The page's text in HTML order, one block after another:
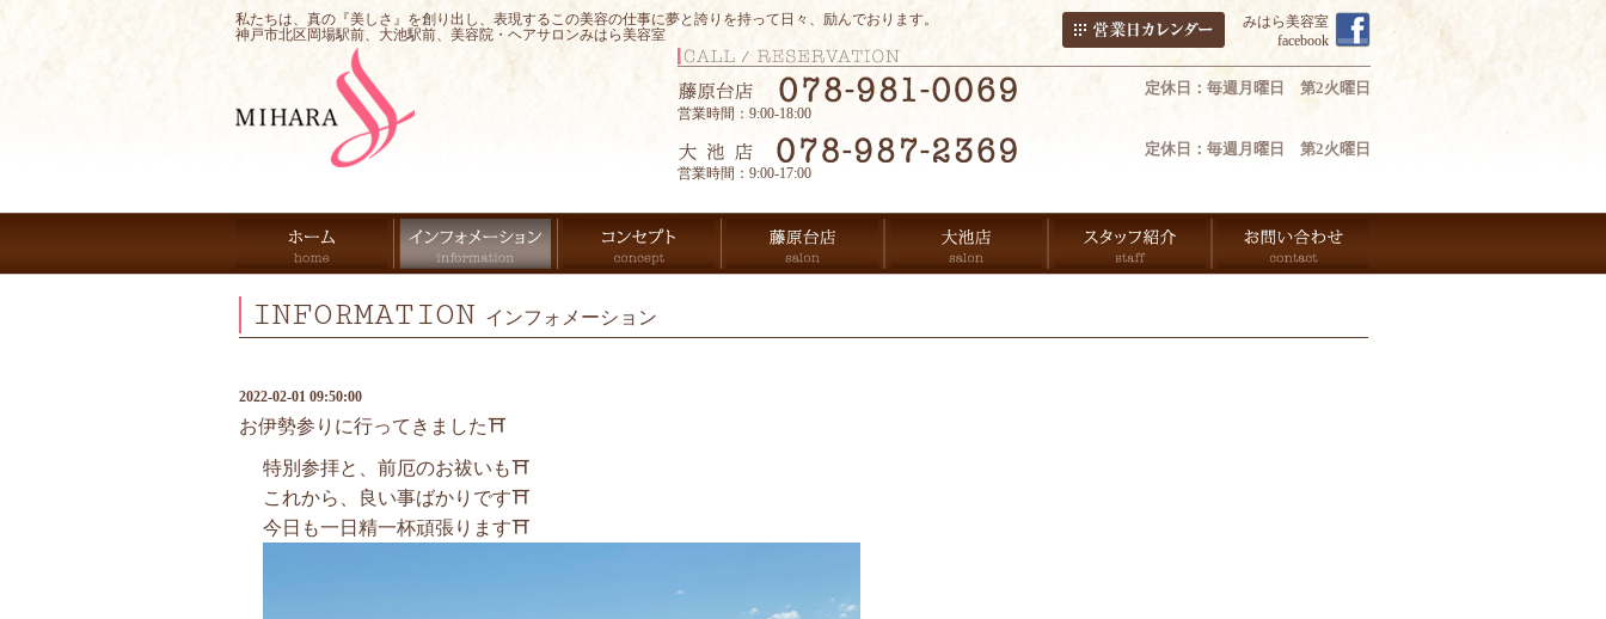
私たちは、真の『美しさ』を創り出し、表現するこの美容の仕事に夢と誇りを持って日々、励んでおります。
神戸市北区岡場駅前、大池駅前、美容院・ヘアサロンみはら美容室
みはら美容室
facebook
定休日：毎週月曜日 第2火曜日
営業時間：9:00-18:00
定休日：毎週月曜日 第2火曜日
営業時間：9:00-17:00
INFORMATION インフォメーション
2022-02-01 09:50:00
お伊勢参りに行ってきました⛩
特別参拝と、前厄のお祓いも⛩
これから、良い事ばかりです⛩
今日も一日精一杯頑張ります⛩